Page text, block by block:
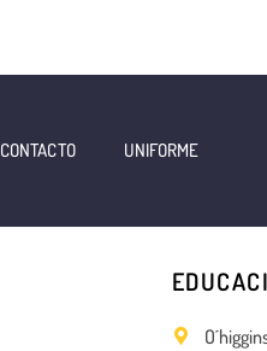
CONTACTO UNIFORME